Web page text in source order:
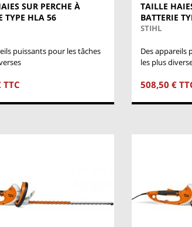
SUR PERCHE À
TYPE HLA 56
puissants pour les tâches
TAILLE
BATTERIE
STIHL
Des appareils
les plus
508,50 €